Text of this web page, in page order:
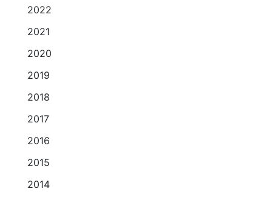
2022
2021
2020
2019
2018
2017
2016
2015
2014